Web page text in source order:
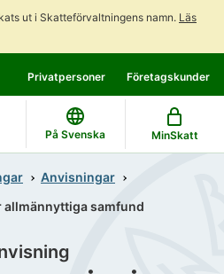
ut i Skatteförvaltningens namn. Läs
direkt
till
innehållet
till
hela
webbplatsens
sökning
Privatpersoner Företagskunder
På Svenska MinSkatt
Anvisningar
samfund